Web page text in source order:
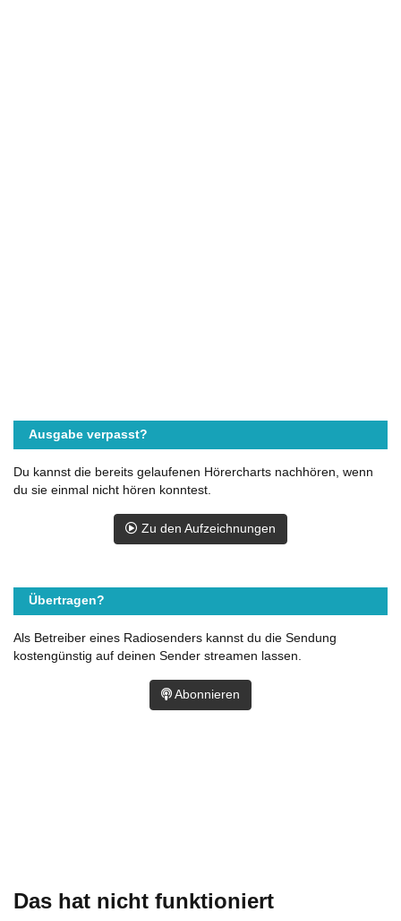
Das hat nicht funktioniert
Ausgabe verpasst?
Du kannst die bereits gelaufenen Hörercharts nachhören, wenn
du sie einmal nicht hören konntest.
Zu den Aufzeichnungen
Übertragen?
Als Betreiber eines Radiosenders kannst du die Sendung
kostengünstig auf deinen Sender streamen lassen.
Abonnieren